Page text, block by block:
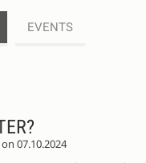
EVENTS
on 07.10.2024